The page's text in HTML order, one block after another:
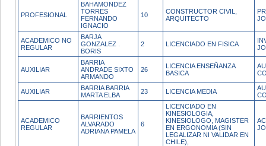
PROFESIONAL
BAHAMONDEZ
TORRES
FERNANDO
IGNACIO
10
CONSTRUCTOR CIVIL,
ARQUITECTO
ACADEMICO NO
REGULAR
BARJA
GONZALEZ .
BORIS
2 LICENCIADO EN FISICA
AUXILIAR
BARRIA
ANDRADE SIXTO
ARMANDO
26
LICENCIA ENSEÑANZA
BASICA
AUXILIAR
BARRIA BARRIA
MARTA ELBA
23 LICENCIA MEDIA
ACADEMICO
REGULAR
BARRIENTOS
ALVARADO
ADRIANA PAMELA
6
LICENCIADO EN
KINESIOLOGIA,
KINESIOLOGO, MAGISTER
EN ERGONOMIA (SIN
LEGALIZAR NI VALIDAR EN
CHILE),